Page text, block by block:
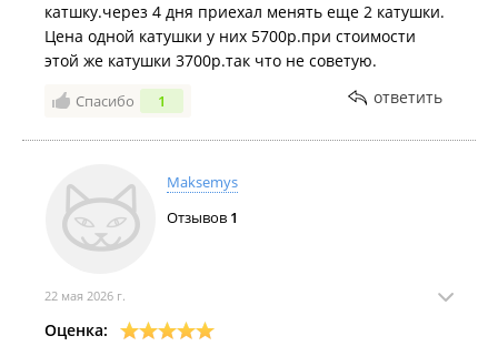
катшку.через 4 дня приехал менять еще 2 катушки.
Цена одной катушки у них 5700р.при стоимости
этой же катушки 3700р.так что не советую.
Спасибо 1 ответить
Maksemys
Отзывов 1
22 мая 2026 г.
Оценка: